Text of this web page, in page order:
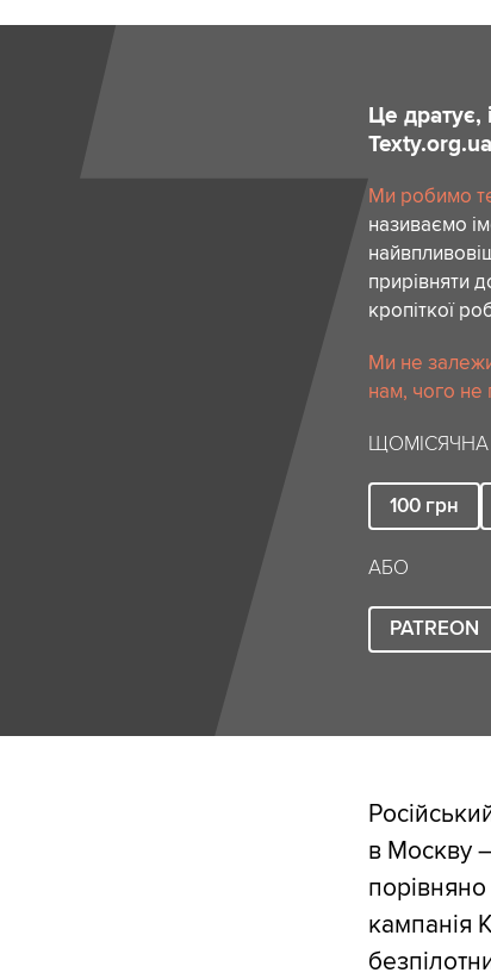
Це
Ми робимо
називаємо
прирівняти
кропіткої
Ми не
нам, чого не
ЩОМІСЯЧНА
100 грн
АБО
PATREON
в Москву
кампанія